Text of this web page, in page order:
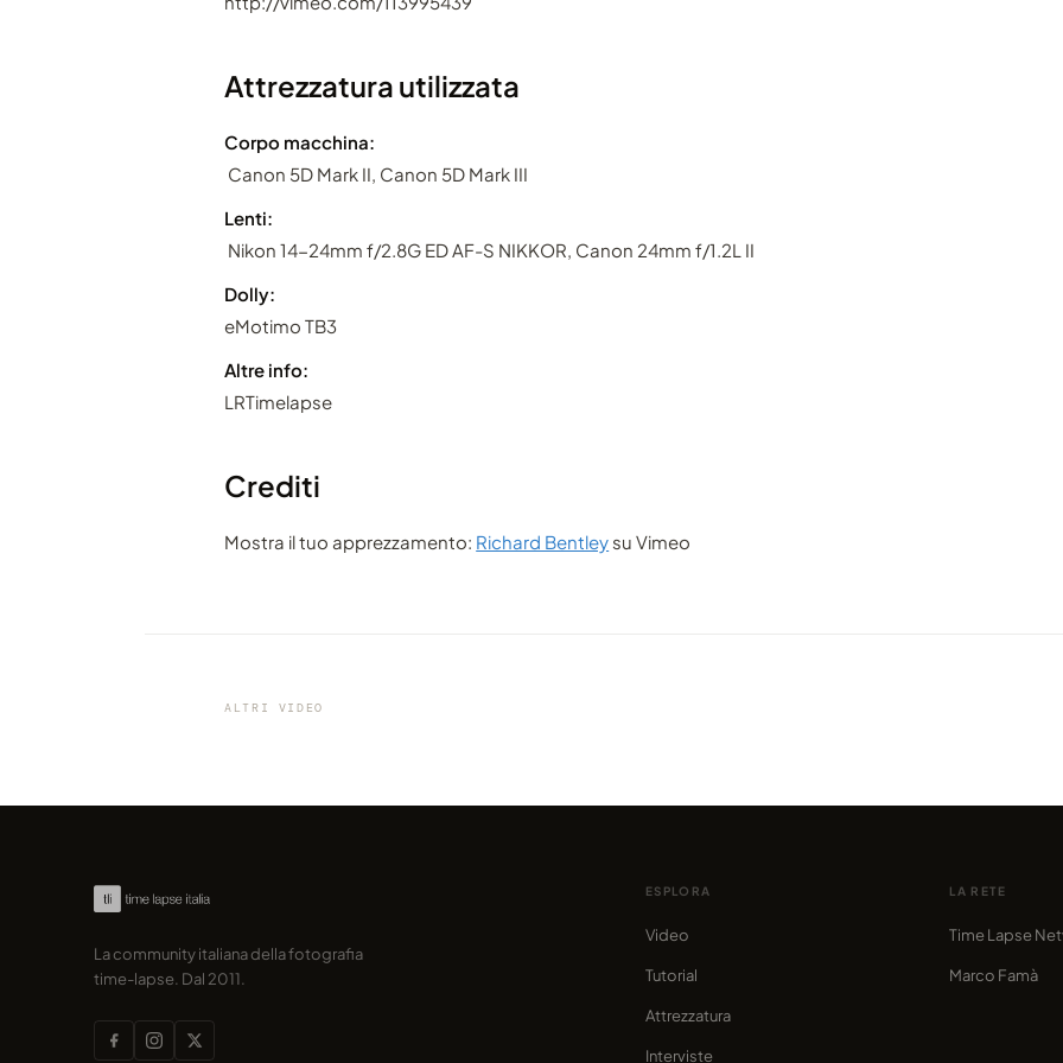
Attrezzatura utilizzata
Corpo macchina:
Canon 5D Mark II, Canon 5D Mark III
Lenti:
Nikon 14-24mm f/2.8G ED AF-S NIKKOR, Canon 24mm f/1.2L II
Dolly:
eMotimo TB3
Altre info:
LRTimelapse
Crediti
Mostra il tuo apprezzamento: Richard Bentley su Vimeo
ALTRI VIDEO
condiviso da marcofama
La community italiana della fotografia
time-lapse. Dal 2011.
ESPLORA
Video
Tutorial
Attrezzatura
Interviste
LA RETE
Time Lapse
Marco Famà